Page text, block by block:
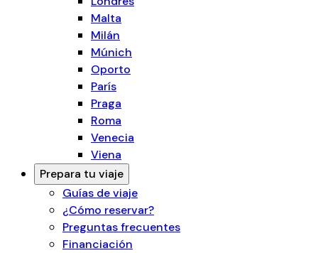
Malta
Milán
Múnich
Oporto
París
Praga
Roma
Venecia
Viena
Prepara tu viaje
Guías de viaje
¿Cómo reservar?
Preguntas frecuentes
Financiación